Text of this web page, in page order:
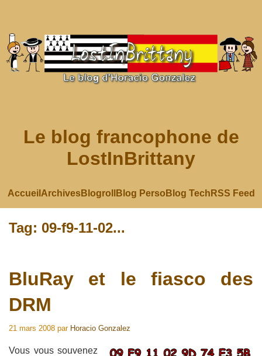
Le blog francophone de
LostInBrittany
Accueil ArchivesBlogroll Blog Perso Blog Tech RSS Feed
Tag: 09-f9-11-02...
BluRay et le fiasco des
DRM
21 mars 2008 par Horacio Gonzalez
Vous vous souvenez